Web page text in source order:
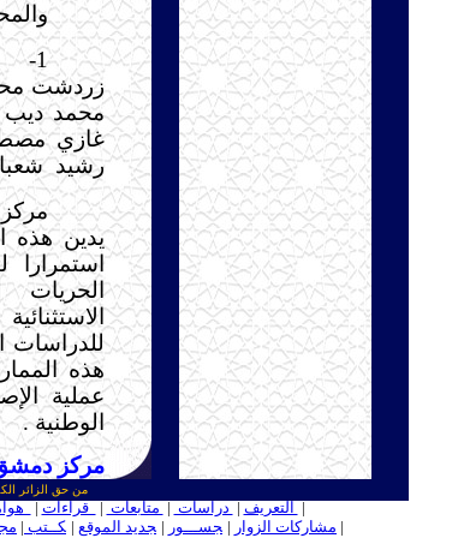
1- سمير نشار 2- نجيب ددم
زردشت محمد 5- عبد
محمد ديب
غازي
رشيد
يدين هذه
الحريات
للدراسات
هذه
عملية
الوطنية .
مركز دمشق
من حق الزائر
| التعريف | دراسات | متابعات | قراءات |
| مشاركات الزوار | جســـور | جديد الموقع | كــتب |